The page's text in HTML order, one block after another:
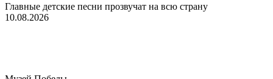
Главные детские песни прозвучат на всю страну
10.08.2026